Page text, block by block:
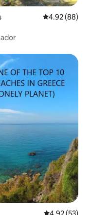
Calificación
4.92 (88)